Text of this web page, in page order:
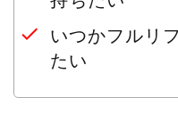
いつかフルリ
たい